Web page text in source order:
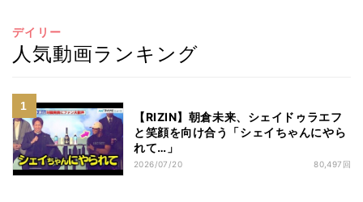
デイリー
人気動画ランキング
【RIZIN】朝倉未来、シェイドゥラエフ
と笑顔を向け合う「シェイちゃんにやら
れて…」
2026/07/20 80,497回